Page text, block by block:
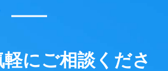
にご相談くださ